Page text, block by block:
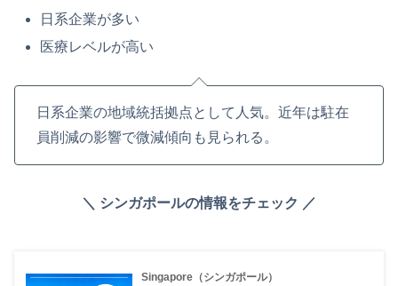
日系企業が多い
医療レベルが高い
日系企業の地域統括拠点として人気。近年は駐在
員削減の影響で微減傾向も見られる。
＼ シンガポールの情報をチェック ／
Singapore（シンガポール）